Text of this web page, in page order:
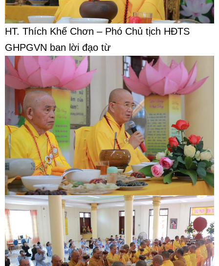
HT. Thích Khế Chơn – Phó Chủ tịch HĐTS
GHPGVN ban lời đạo từ